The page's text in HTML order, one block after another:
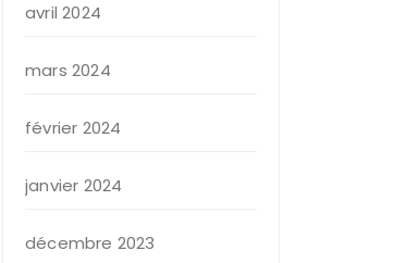
avril 2024
mars 2024
février 2024
janvier 2024
décembre 2023